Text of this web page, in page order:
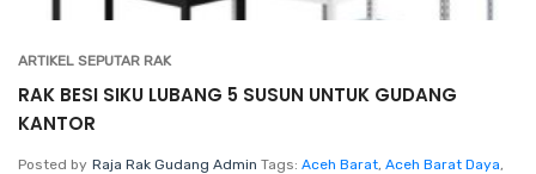
ARTIKEL SEPUTAR RAK
RAK BESI SIKU LUBANG 5 SUSUN UNTUK GUDANG
KANTOR
Posted by Raja Rak Gudang Admin Tags: Aceh Barat, Aceh Barat Daya,